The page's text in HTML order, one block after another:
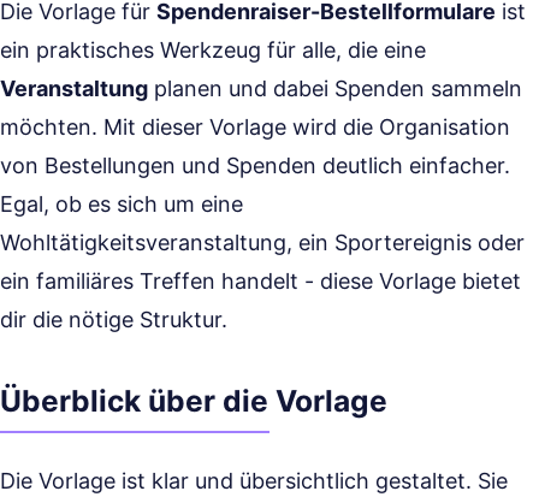
Die Vorlage für Spendenraiser-Bestellformulare ist
ein praktisches Werkzeug für alle, die eine
Veranstaltung planen und dabei Spenden sammeln
möchten. Mit dieser Vorlage wird die Organisation
von Bestellungen und Spenden deutlich einfacher.
Egal, ob es sich um eine
Wohltätigkeitsveranstaltung, ein Sportereignis oder
ein familiäres Treffen handelt - diese Vorlage bietet
dir die nötige Struktur.
Überblick über die Vorlage
Die Vorlage ist klar und übersichtlich gestaltet. Sie